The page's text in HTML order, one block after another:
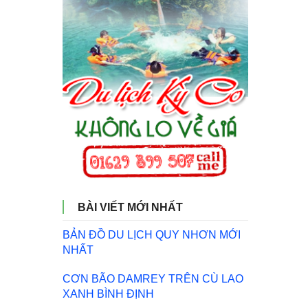
BÀI VIẾT MỚI NHẤT
BẢN ĐỒ DU LỊCH QUY NHƠN MỚI
NHẤT
CƠN BÃO DAMREY TRÊN CÙ LAO
XANH BÌNH ĐỊNH